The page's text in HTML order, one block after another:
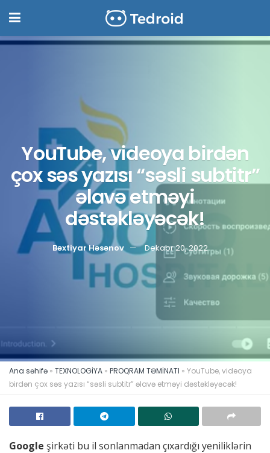
YouTube, videoya birdən
çox səs yazısı “səsli subtitr”
əlavə etməyi
dəstəkləyəcək!
Bəxtiyar Həsənov Dekabr 20, 2022
Ana səhifə » TEXNOLOGİYA » PROQRAM TƏMİNATI » YouTube, videoya
birdən çox səs yazısı “səsli subtitr” əlavə etməyi dəstəkləyəcək!
Google şirkəti bu il sonlanmadan çıxardığı yeniliklərin